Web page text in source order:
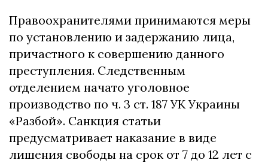
Правоохранителями принимаются меры
по установлению и задержанию лица,
причастного к совершению данного
преступления. Следственным
отделением начато уголовное
производство по ч. 3 ст. 187 УК Украины
«Разбой». Санкция статьи
предусматривает наказание в виде
лишения свободы на срок от 7 до 12 лет с